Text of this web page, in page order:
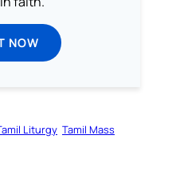
NOW
Liturgy Tamil Mass